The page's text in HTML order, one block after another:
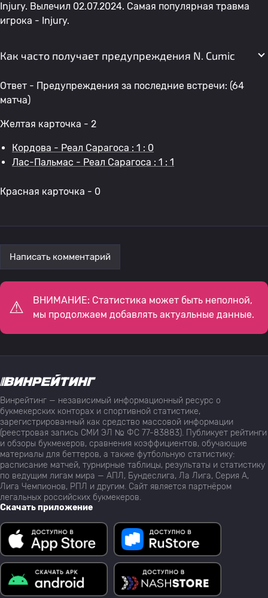
Injury. Вылечил 02.07.2024. Самая популярная травма
игрока - Injury.
Как часто получает предупреждения N. Cumic
Ответ - Предупреждения за последние встречи: (64
матча)
Желтая карточка - 2
Кордова - Реал Сарагоса : 1 : 0
Лас-Пальмас - Реал Сарагоса : 1 : 1
Красная карточка - 0
Написать комментарий
ВНИМАНИЕ: Статистика может быть неполной,
мы продолжаем добавлять актуальные данные.
Винрейтинг — независимый информационный ресурс о
букмекерских конторах и спортивной статистике,
зарегистрированный как средство массовой информации
(реестровая запись СМИ ЭЛ № ФС 77-83883). Публикует рейтинги
и обзоры букмекеров, сравнения коэффициентов, обучающие
материалы для беттеров, а также футбольную статистику:
расписание матчей, турнирные таблицы, результаты и статистику
по ведущим лигам мира — АПЛ, Бундеслига, Ла Лига, Серия А,
Лига Чемпионов, РПЛ и другим. Сайт является партнёром
легальных российских букмекеров.
Скачать приложение